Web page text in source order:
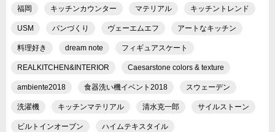
福岡 キッチンカウンター マテリアル キッチントレンド
USM パンづくり ヴェーエムエフ アートなキッチン
料理好き dream note フィギュアスケート
REALKITCHEN&INTERIOR Caesarstone colors & texture
ambiente2018 食器洗い機イベント2018 スウェーデン
洗濯機 キッチンマテリアル 清水克一郎 サイルストーン
ビルトインオーブン ハイムテキスタイル